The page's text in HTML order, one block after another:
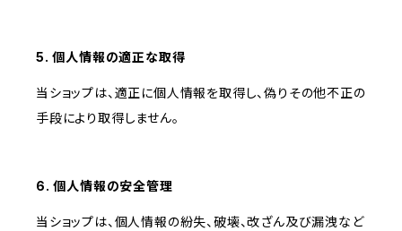
5. 個人情報の適正な取得
当ショップは、適正に個人情報を取得し、偽りその他不正の
手段により取得しません。
6. 個人情報の安全管理
当ショップは、個人情報の紛失、破壊、改ざん及び漏洩など